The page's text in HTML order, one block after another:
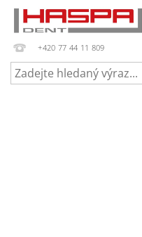
+420 77 44 11 809